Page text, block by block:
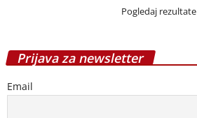
Pogledaj rezultate
Prijava za newsletter
Email